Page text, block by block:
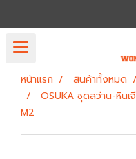
หน้าแรก สินค้าทั้งหมด
OSUKA ชุดสว่าน-หินเ
M2